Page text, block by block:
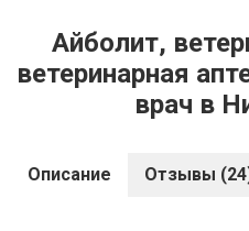
Айболит,
ветеринарная
врач в
Описание Отзывы